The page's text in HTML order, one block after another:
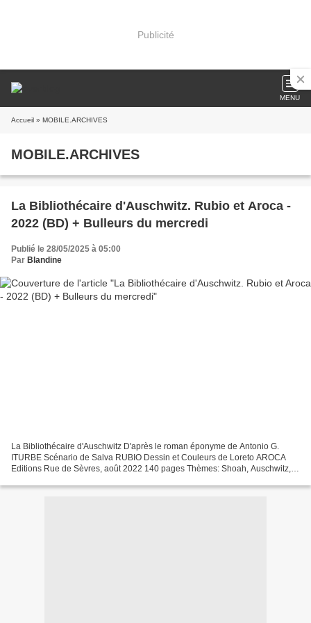
Publicité
MENU
Accueil » MOBILE.ARCHIVES
MOBILE.ARCHIVES
La Bibliothécaire d'Auschwitz. Rubio et Aroca -
2022 (BD) + Bulleurs du mercredi
Publié le 28/05/2025 à 05:00
Par Blandine
La Bibliothécaire d'Auschwitz D'après le roman éponyme de Antonio G.
ITURBE Scénario de Salva RUBIO Dessin et Couleurs de Loreto AROCA
Editions Rue de Sèvres, août 2022 140 pages Thèmes: Shoah, Auschwitz,